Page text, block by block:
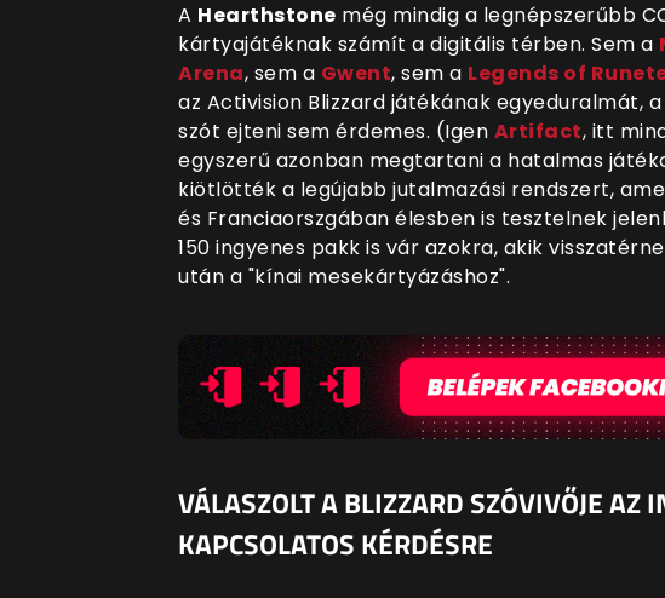
A Hearthstone még mindig a legnépszerűbb
kártyajátéknak számít a digitális térben. Sem a
Arena, sem a Gwent, sem a Legends of
az Activision Blizzard játékának egyeduralmát,
szót ejteni sem érdemes. (Igen Artifact, itt
egyszerű azonban megtartani a hatalmas
kiötlötték a legújabb jutalmazási rendszert,
és Franciaorszgában élesben is tesztelnek
150 ingyenes pakk is vár azokra, akik
után a "kínai mesekártyázáshoz".
VÁLASZOLT A BLIZZARD SZÓVIVŐJE AZ
KAPCSOLATOS KÉRDÉSRE